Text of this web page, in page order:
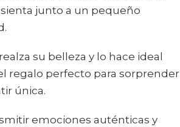
junto a un pequeño
su belleza y lo hace ideal
regalo perfecto para sorprender
única.
emociones auténticas y